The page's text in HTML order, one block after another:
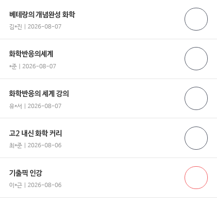
베테랑의 개념완성 화학
김*진 | 2026-08-07
화학반응의세계
*준 | 2026-08-07
화학반응의 세계 강의
유*서 | 2026-08-07
고2 내신 화학 커리
최*준 | 2026-08-06
기출픽 인강
이*근 | 2026-08-06